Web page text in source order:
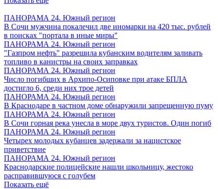
ПАНОРАМА 24. Южный регион
В Сочи мужчина покалечил две иномарки на 420 тыс. рублей
в поисках "портала в иные миры"
ПАНОРАМА 24. Южный регион
"Газпром нефть" разрешила кубанским водителям заливать
топливо в канистры на своих заправках
ПАНОРАМА 24. Южный регион
Число погибших в Архипо-Осиповке при атаке БПЛА
достигло 6, среди них трое детей
ПАНОРАМА 24. Южный регион
В Краснодаре в частном доме обнаружили запрещенную пуму
ПАНОРАМА 24. Южный регион
В Сочи горная река унесла в море двух туристов. Один погиб
ПАНОРАМА 24. Южный регион
Четырех молодых кубанцев задержали за нацистское
приветствие
ПАНОРАМА 24. Южный регион
Краснодарские полицейские нашли школьницу, жестоко
расправившуюся с голубем
Показать ещё